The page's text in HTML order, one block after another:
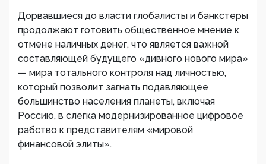
Дорвавшиеся до власти глобалисты и банкстеры
продолжают готовить общественное мнение к
отмене наличных денег, что является важной
составляющей будущего «дивного нового мира»
— мира тотального контроля над личностью,
который позволит загнать подавляющее
большинство населения планеты, включая
Россию, в слегка модернизированное цифровое
рабство к представителям «мировой
финансовой элиты».